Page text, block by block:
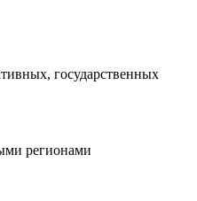
государственных
регионами